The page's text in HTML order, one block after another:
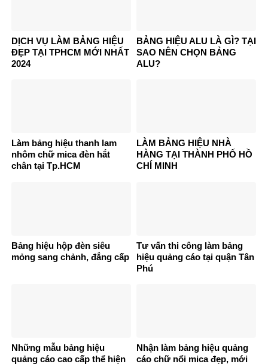
DỊCH VỤ LÀM BẢNG HIỆU
ĐẸP TẠI TPHCM MỚI NHẤT
2024
BẢNG HIỆU ALU LÀ GÌ? TẠI
SAO NÊN CHỌN BẢNG
ALU?
Làm bảng hiệu thanh lam
nhôm chữ mica đèn hắt
chân tại Tp.HCM
LÀM BẢNG HIỆU NHÀ
HÀNG TẠI THÀNH PHỐ HỒ
CHÍ MINH
Bảng hiệu hộp đèn siêu
mỏng sang chảnh, đẳng cấp
Tư vấn thi công làm bảng
hiệu quảng cáo tại quận Tân
Phú
Những mẫu bảng hiệu
quảng cáo cao cấp thể hiện
Nhận làm bảng hiệu quảng
cáo chữ nổi mica đẹp, mới